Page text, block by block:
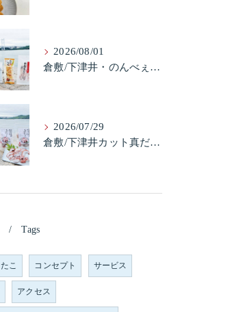
2026/08/01
倉敷/下津井・のんべぇ5品セット（たこちく、たこ玉、味付のり、串酢だこ、味付けけやわらか真だこチーズ）3歳のお子様も大好きなんですよ。
2026/07/29
倉敷/下津井カット真だこ＆倉敷/下津井真だこ唐揚げ・セット人気です。
Tags
たこ コンセプト サービス
アクセス